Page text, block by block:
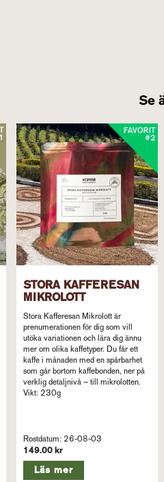
Se
STORA KAFFERESAN
MIKROLOTT
Stora Kafferesan Mikrolott är
prenumerationen för dig som vill
utöka variationen och lära dig ännu
mer om olika kaffetyper. Du får ett
kaffe i månaden med en spårbarhet
som går bortom kaffebonden, ner på
verklig detaljnivå – till mikrolotten.
Vikt: 230g
Rostdatum: 26-08-03
149.00 kr
Läs mer